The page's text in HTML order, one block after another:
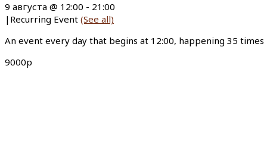
9 августа @ 12:00 - 21:00
| Recurring Event (See all)
An event every day that begins at 12:00, happening 35 times
9000р